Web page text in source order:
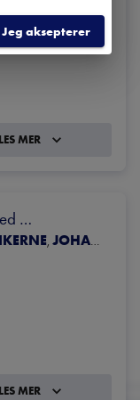
LES MER
, JOHANNES GUSTAVSSON
LES MER
Jeg aksepterer